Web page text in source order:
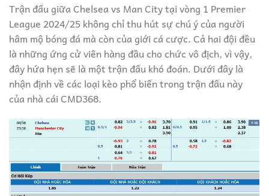
Trận đấu giữa Chelsea vs Man City tại vòng 1 Premier
League 2024/25 không chỉ thu hút sự chú ý của người
hâm mộ bóng đá mà còn của giới cá cược. Cả hai đội đều
là những ứng cử viên hàng đầu cho chức vô địch, vì vậy,
đây hứa hẹn sẽ là một trận đấu khó đoán. Dưới đây là
nhận định về các loại kèo phổ biến trong trận đấu này
của nhà cái CMD368.